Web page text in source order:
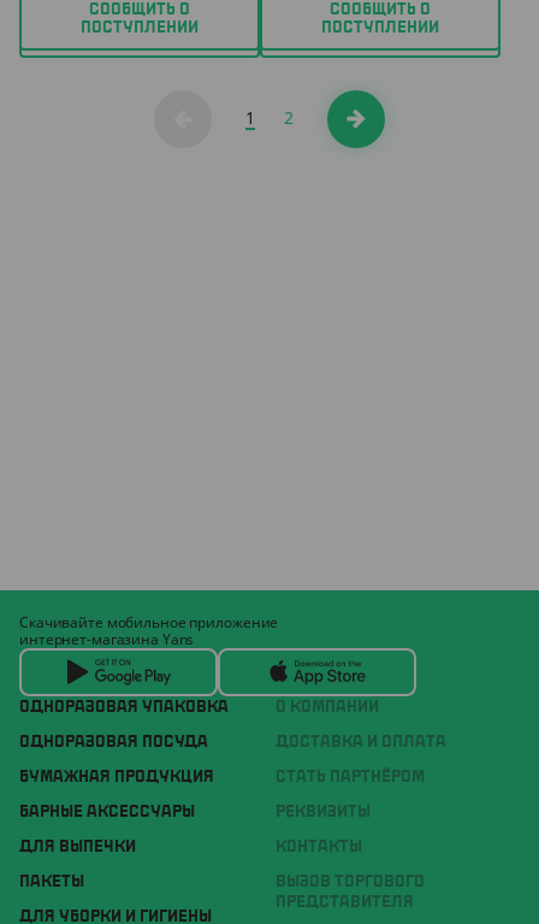
СООБЩИТЬ О
ПОСТУПЛЕНИИ
СООБЩИТЬ О
ПОСТУПЛЕНИИ
1 2
ОДНОРАЗОВАЯ УПАКОВКА
ОДНОРАЗОВАЯ ПОСУДА
БУМАЖНАЯ ПРОДУКЦИЯ
БАРНЫЕ АКСЕССУАРЫ
ДЛЯ ВЫПЕЧКИ
ПАКЕТЫ
ДЛЯ УБОРКИ И ГИГИЕНЫ
О КОМПАНИИ
ДОСТАВКА И ОПЛАТА
СТАТЬ ПАРТНЁРОМ
РЕКВИЗИТЫ
КОНТАКТЫ
ВЫЗОВ ТОРГОВОГО
ПРЕДСТАВИТЕЛЯ
Скачивайте мобильное приложение
интернет-магазина Yans